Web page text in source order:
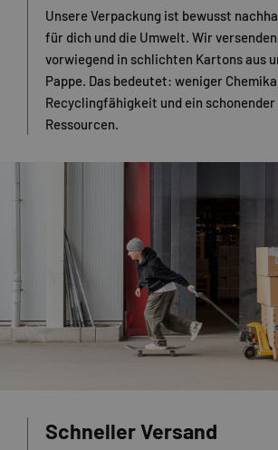
Unsere Verpackung ist bewusst
für dich und die Umwelt. Wir
vorwiegend in schlichten Kartons aus
Pappe. Das bedeutet: weniger
Recyclingfähigkeit und ein schonender
Ressourcen.
Schneller Versand